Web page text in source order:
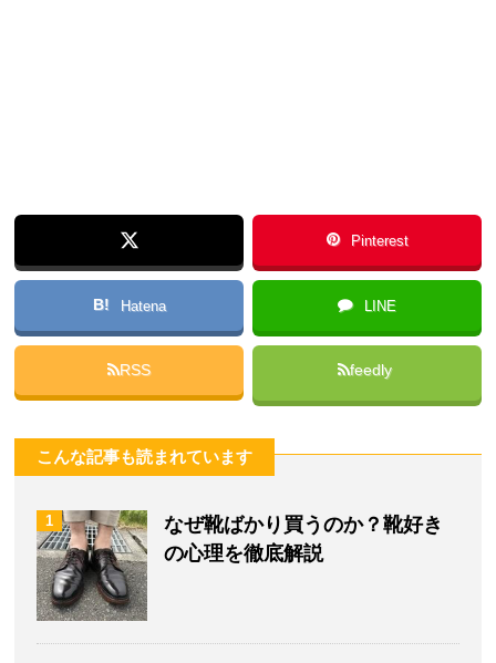
Pinterest
B! Hatena LINE
RSS feedly
こんな記事も読まれています
1
なぜ靴ばかり買うのか？靴好き
の心理を徹底解説